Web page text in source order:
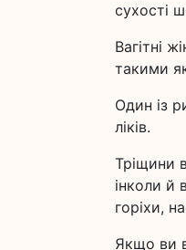
сухості
Вагітні
такими
Один із
ліків.
Тріщини
інколи й
горіхи,
Якщо ви